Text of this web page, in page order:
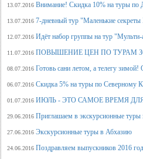
13.07.2016 Внимание! Скидка 10% на туры по
13.07.2016 7-дневный тур "Маленькие
12.07.2016 Идёт набор группы на тур
11.07.2016 ПОВЫШЕНИЕ ЦЕН ПО ТУРАМ
08.07.2016 Готовь сани летом, а
06.07.2016 Скидка 5% на туры по Северному
01.07.2016 ИЮЛЬ - ЭТО САМОЕ ВРЕМЯ
29.06.2016 Приглашаем в экскурсионные
27.06.2016 Экскурсионные туры в Абхазию
24.06.2016 Поздравляем выпускников